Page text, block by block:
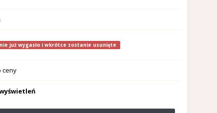
już wygasło i wkrótce zostanie usunięte
ceny